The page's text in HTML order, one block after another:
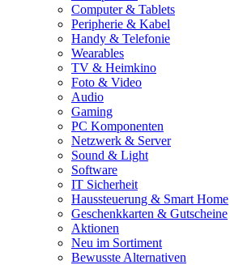
Computer & Tablets
Peripherie & Kabel
Handy & Telefonie
Wearables
TV & Heimkino
Foto & Video
Audio
Gaming
PC Komponenten
Netzwerk & Server
Sound & Light
Software
IT Sicherheit
Haussteuerung & Smart Home
Geschenkkarten & Gutscheine
Aktionen
Neu im Sortiment
Bewusste Alternativen